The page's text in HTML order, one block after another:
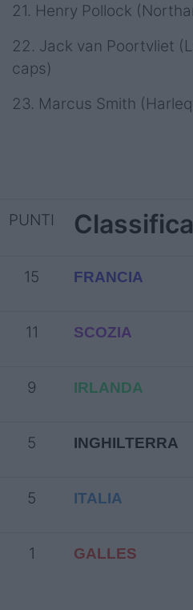
21. Henry Pollock
22. Jack van Poortvliet
caps)
23. Marcus Smith
PUNTI Classifica
15 FRANCIA
11 SCOZIA
9 IRLANDA
5 INGHILTERRA
5 ITALIA
1 GALLES